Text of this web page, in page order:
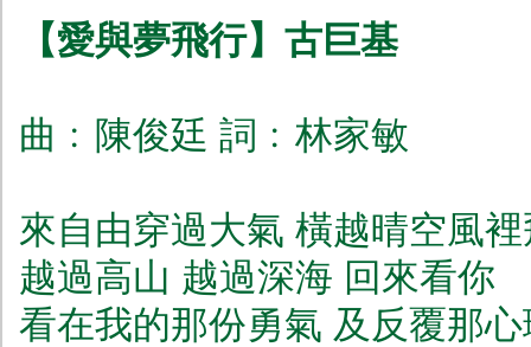
【愛與夢飛行】古巨基
曲﹕陳俊廷 詞﹕林家敏
來自由穿過大氣 橫越晴空風
越過高山 越過深海 回來看你
看在我的那份勇氣 及反覆那心